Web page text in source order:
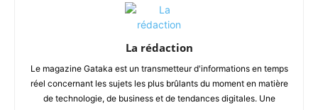
La rédaction
Le magazine Gataka est un transmetteur d'informations en temps
réel concernant les sujets les plus brûlants du moment en matière
de technologie, de business et de tendances digitales. Une